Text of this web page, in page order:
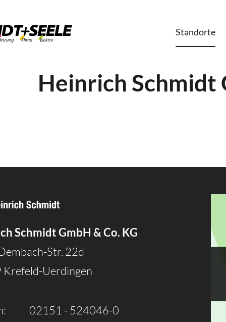
Standorte
Heinrich Schmidt
Schmidt GmbH & Co. KG
Str. 22d
Uerdingen
02151 - 524046-0